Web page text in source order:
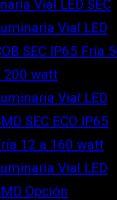
Vial LED SEC
Vial LED
SEC IP65 Fría
200 watt
Vial LED
SEC ECO IP65
12 a 160 watt
Vial LED
Opción